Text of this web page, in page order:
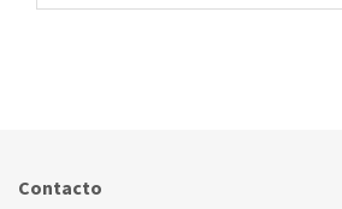
TEKA
Contacto